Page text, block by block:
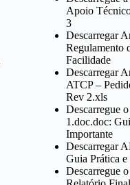
Apoio
3
Descarregar
Regulamento
Facilidade
Descarregar
ATCP –
Rev 2.xls
Descarregue
1.doc.doc:
Importante
Descarregar
Guia Prática
Descarregue